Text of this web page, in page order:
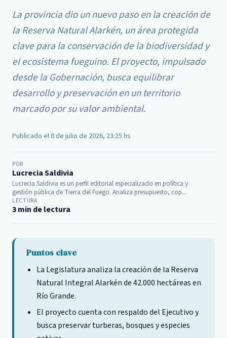
La provincia dio un nuevo paso en la creación de
la Reserva Natural Alarkén, un área protegida
clave para la conservación de la biodiversidad y
el ecosistema fueguino. El proyecto, impulsado
desde la Gobernación, busca equilibrar
desarrollo y preservación en un territorio
marcado por su valor ambiental.
Publicado el 8 de julio de 2026, 23:25 hs
POR
Lucrecia Saldivia
Lucrecia Saldivia es un perfil editorial especializado en política y
gestión pública de Tierra del Fuego. Analiza presupuesto, cop...
LECTURA
3 min de lectura
Puntos clave
La Legislatura analiza la creación de la Reserva
Natural Integral Alarkén de 42.000 hectáreas en
Río Grande.
El proyecto cuenta con respaldo del Ejecutivo y
busca preservar turberas, bosques y especies